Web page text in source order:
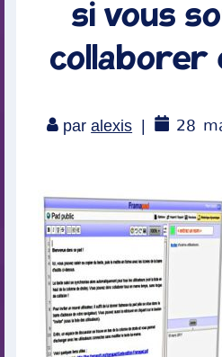
si vous
collaborer
paralexis 28